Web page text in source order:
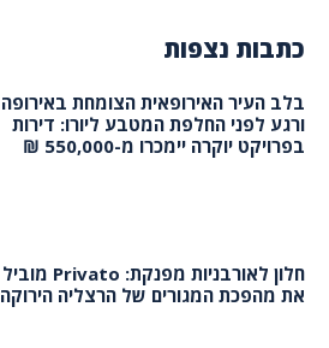
כתבות נצפות
בלב העיר האירופאית הצומחת באירופה
ורגע לפני החלפת המטבע ליורו: דירות
בפרויקט יוקרה יימכרו מ-550,000 ₪
חלון לאורבניות מפנקת: Privato מוביל
את מהפכת המגורים של הרצליה הירוקה